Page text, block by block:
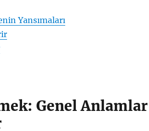
Yansımaları
Genel Anlamlar